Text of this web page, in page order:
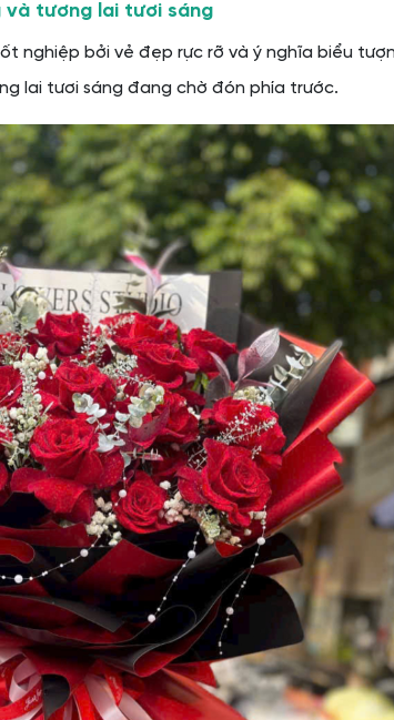
và tương lai tươi sáng
nghiệp bởi vẻ đẹp rực rỡ và ý nghĩa biểu
lai tươi sáng đang chờ đón phía trước.